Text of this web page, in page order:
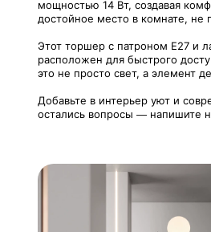
мощностью 14 Вт, создавая
достойное место в комнате, не
Этот торшер с патроном Е27 и
расположен для быстрого
это не просто свет, а элемент
Добавьте в интерьер уют и
остались вопросы — напишите